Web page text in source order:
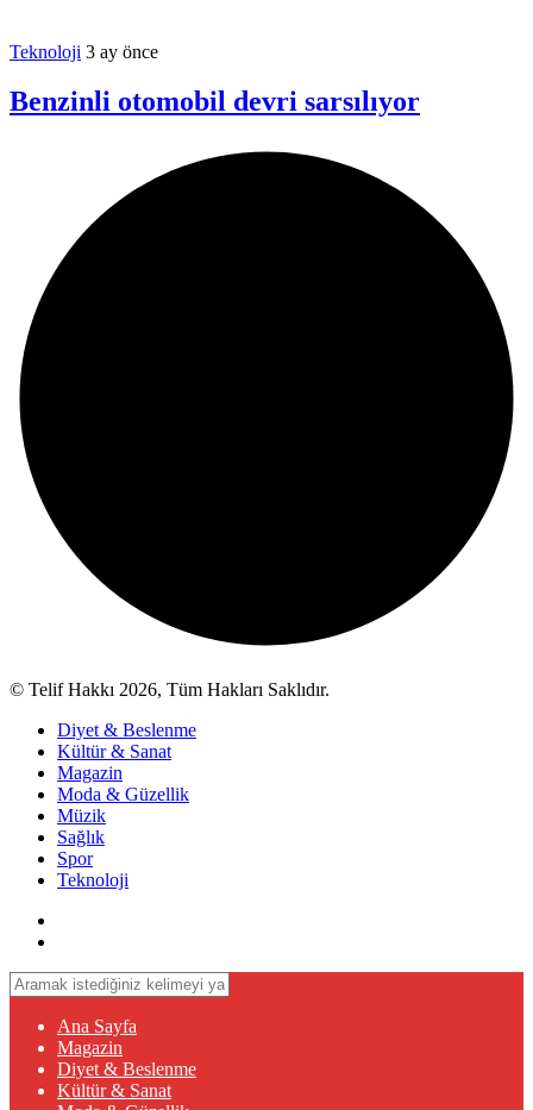
Teknoloji 3 ay önce
Benzinli otomobil devri sarsılıyor
© Telif Hakkı 2026, Tüm Hakları Saklıdır.
Diyet & Beslenme
Kültür & Sanat
Magazin
Moda & Güzellik
Müzik
Sağlık
Spor
Teknoloji
Ana Sayfa
Magazin
Diyet & Beslenme
Kültür & Sanat